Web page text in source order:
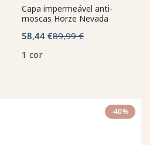
Capa impermeável anti-
moscas Horze Nevada
58,44 €89,99 €
1 cor
-40%